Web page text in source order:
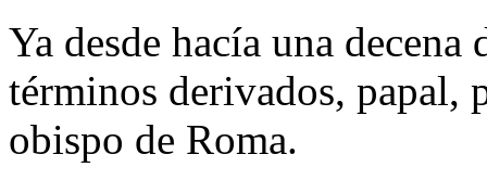
Ya desde hacía una
términos derivados, papal,
obispo de Roma.